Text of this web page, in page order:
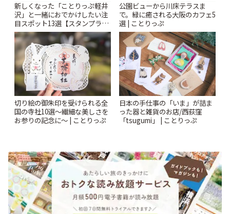
新しくなった「ことりっぷ軽井
沢」と一緒におでかけしたい注
目スポット13選【スタンプラリ
ー開催中】 | ことりっぷ
公園ビューから川床テラスま
で。緑に癒される大阪のカフェ5
選 | ことりっぷ
切り絵の御朱印を受けられる全
国の寺社10選〜繊細な美しさを
お参りの記念に〜 | ことりっぷ
日本の手仕事の「いま」が詰ま
った器と雑貨のお店/西荻窪
「tsugumi」 | ことりっぷ